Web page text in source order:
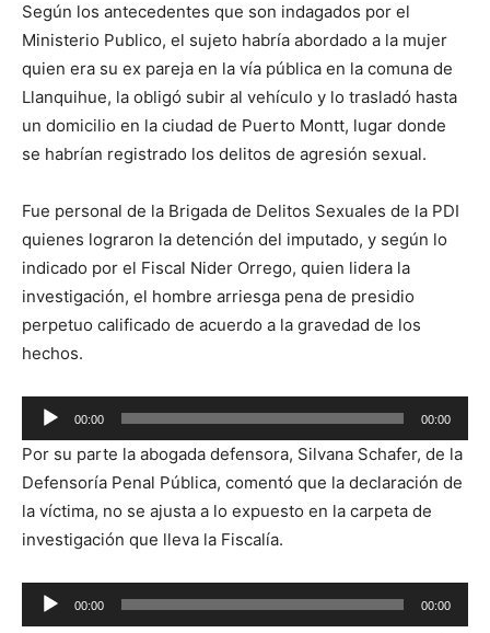
Según los antecedentes que son indagados por el
Ministerio Publico, el sujeto habría abordado a la mujer
quien era su ex pareja en la vía pública en la comuna de
Llanquihue, la obligó subir al vehículo y lo trasladó hasta
un domicilio en la ciudad de Puerto Montt, lugar donde
se habrían registrado los delitos de agresión sexual.
Fue personal de la Brigada de Delitos Sexuales de la PDI
quienes lograron la detención del imputado, y según lo
indicado por el Fiscal Nider Orrego, quien lidera la
investigación, el hombre arriesga pena de presidio
perpetuo calificado de acuerdo a la gravedad de los
hechos.
Reproductor
de
audio
00:00 00:00
Por su parte la abogada defensora, Silvana Schafer, de la
Defensoría Penal Pública, comentó que la declaración de
la víctima, no se ajusta a lo expuesto en la carpeta de
investigación que lleva la Fiscalía.
Reproductor
de
00:00 00:00